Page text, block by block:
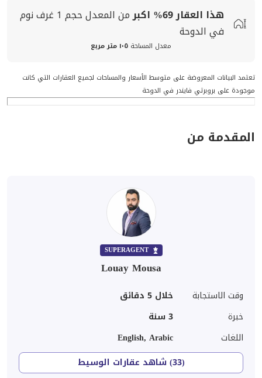
هذا العقار69% اكبرمن المعدلحجم
1 غرف نوم
في الدوحة
معدل المساحة ١٠٥ متر مربع
تعتمد البيانات المعروضة على متوسط الأسعار والمساحات لجميع العقارات التي كانت
موجودة على بروبرتي فايندر في الدوحة
المقدمة من
SUPERAGENT
Louay Mousa
وقت الاستجابة
خلال 5 دقائق
خبرة
3 سنة
اللغات
English, Arabic
(33) شاهد عقارات الوسيط